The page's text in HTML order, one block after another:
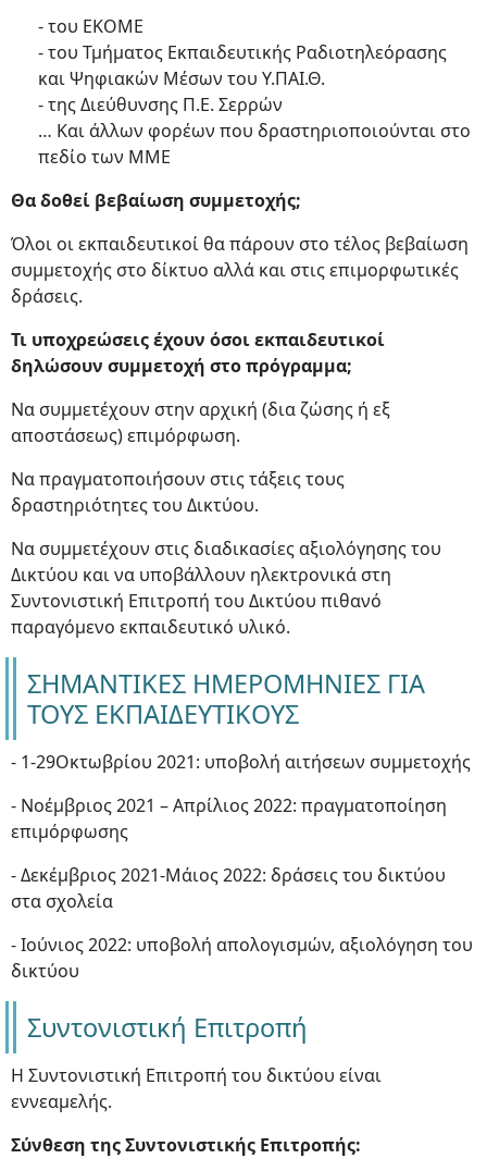
- του ΕΚΟΜΕ
- του Τμήματος Εκπαιδευτικής Ραδιοτηλεόρασης
και Ψηφιακών Μέσων του Υ.ΠΑΙ.Θ.
- της Διεύθυνσης Π.Ε. Σερρών
… Και άλλων φορέων που δραστηριοποιούνται στο
πεδίο των ΜΜΕ
Θα δοθεί βεβαίωση συμμετοχής;
Όλοι οι εκπαιδευτικοί θα πάρουν στο τέλος βεβαίωση
συμμετοχής στο δίκτυο αλλά και στις επιμορφωτικές
δράσεις.
Τι υποχρεώσεις έχουν όσοι εκπαιδευτικοί
δηλώσουν συμμετοχή στο πρόγραμμα;
Να συμμετέχουν στην αρχική (δια ζώσης ή εξ
αποστάσεως) επιμόρφωση.
Να πραγματοποιήσουν στις τάξεις τους
δραστηριότητες του Δικτύου.
Να συμμετέχουν στις διαδικασίες αξιολόγησης του
Δικτύου και να υποβάλλουν ηλεκτρονικά στη
Συντονιστική Επιτροπή του Δικτύου πιθανό
παραγόμενο εκπαιδευτικό υλικό.
ΣΗΜΑΝΤΙΚΕΣ ΗΜΕΡΟΜΗΝΙΕΣ ΓΙΑ
ΤΟΥΣ ΕΚΠΑΙΔΕΥΤΙΚΟΥΣ
- 1-29Οκτωβρίου 2021: υποβολή αιτήσεων συμμετοχής
- Νοέμβριος 2021 – Απρίλιος 2022: πραγματοποίηση
επιμόρφωσης
- Δεκέμβριος 2021-Μάιος 2022: δράσεις του δικτύου
στα σχολεία
- Ιούνιος 2022: υποβολή απολογισμών, αξιολόγηση του
δικτύου
Συντονιστική Επιτροπή
Η Συντονιστική Επιτροπή του δικτύου είναι
εννεαμελής.
Σύνθεση της Συντονιστικής Επιτροπής: